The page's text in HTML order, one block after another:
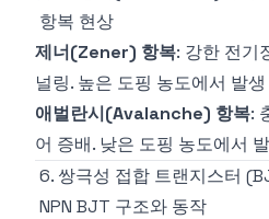
항복 현상
제너(Zener) 항복: 강한 전기
널링. 높은 도핑 농도에서 발생
애벌란시(Avalanche) 항복:
어 증배. 낮은 도핑 농도에서
6. 쌍극성 접합 트랜지스터
NPN BJT 구조와 동작